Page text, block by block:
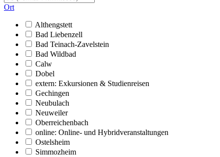
Ort
Althengstett
Bad Liebenzell
Bad Teinach-Zavelstein
Bad Wildbad
Calw
Dobel
extern: Exkursionen & Studienreisen
Gechingen
Neubulach
Neuweiler
Oberreichenbach
online: Online- und Hybridveranstaltungen
Ostelsheim
Simmozheim